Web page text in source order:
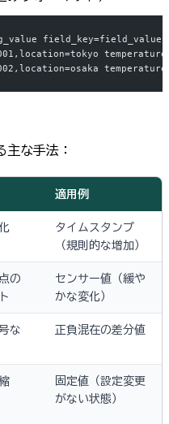
field_key=field_value
主な手法：
適用例
タイムスタンプ
（規則的な増加）
の
センサー値（緩や
かな変化）
な
正負混在の差分値
固定値（設定変更
がない状態）